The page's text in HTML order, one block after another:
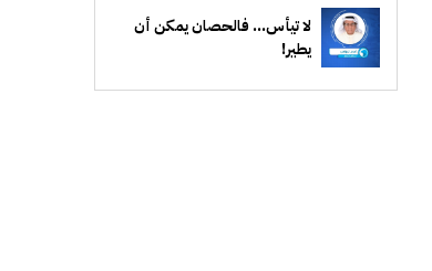
ﻻ ﺗﻴﺄﺱ... ﻓﺎﻟﺤﺼﺎﻥ ﻳﻤﻜﻦ أﻥ
ﻳﻄﻴﺮ!